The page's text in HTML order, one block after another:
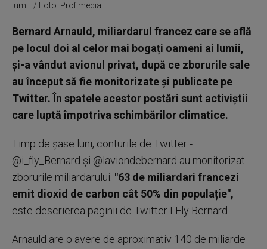
lumii. / Foto: Profimedia
Bernard Arnauld, miliardarul francez care se află
pe locul doi al celor mai bogați oameni ai lumii,
și-a vândut avionul privat, după ce zborurile sale
au început să fie monitorizate și publicate pe
Twitter. În spatele acestor postări sunt activiștii
care luptă împotriva schimbărilor climatice.
Timp de șase luni, conturile de Twitter -
@i_fly_Bernard și @laviondebernard au monitorizat
zborurile miliardarului. "63 de miliardari francezi
emit dioxid de carbon cât 50% din populație",
este descrierea paginii de Twitter I Fly Bernard.
Arnauld are o avere de aproximativ 140 de miliarde